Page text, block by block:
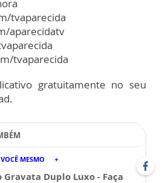
tvaparecida
aparecidatv
tvaparecida
gratuitamente no seu
MESMO
Gravata Duplo Luxo - Faça